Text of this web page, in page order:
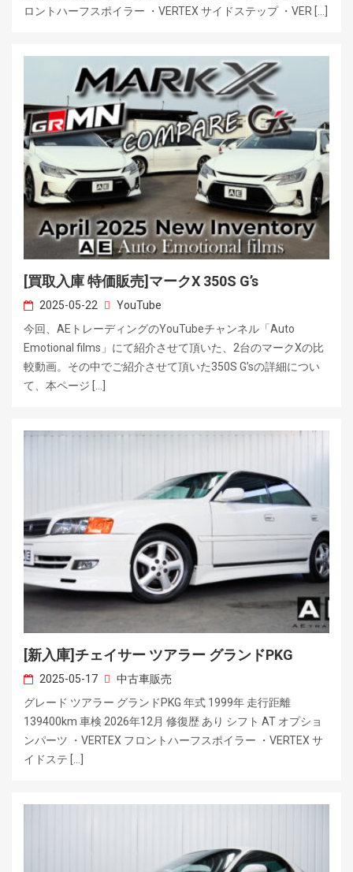
ロントハーフスポイラー ・VERTEX サイドステップ ・VER […]
[買取入庫 特価販売]マークX 350S G’s
2025-05-22
YouTube
今回、AEトレーディングのYouTubeチャンネル「Auto
Emotional films」にて紹介させて頂いた、2台のマークXの比
較動画。その中でご紹介させて頂いた350S G’sの詳細につい
て、本ページ […]
[新入庫]チェイサー ツアラー グランドPKG
2025-05-17
中古車販売
グレード ツアラー グランドPKG 年式 1999年 走行距離
139400km 車検 2026年12月 修復歴 あり シフト AT オプショ
ンパーツ ・VERTEX フロントハーフスポイラー ・VERTEX サ
イドステ […]